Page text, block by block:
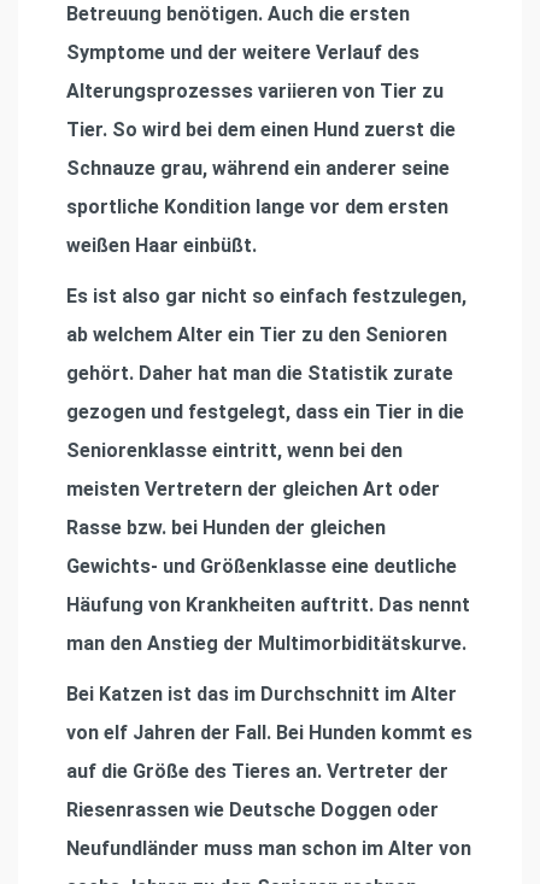
Betreuung benötigen. Auch die ersten
Symptome und der weitere Verlauf des
Alterungsprozesses variieren von Tier zu
Tier. So wird bei dem einen Hund zuerst die
Schnauze grau, während ein anderer seine
sportliche Kondition lange vor dem ersten
weißen Haar einbüßt.
Es ist also gar nicht so einfach festzulegen,
ab welchem Alter ein Tier zu den Senioren
gehört. Daher hat man die Statistik zurate
gezogen und festgelegt, dass ein Tier in die
Seniorenklasse eintritt, wenn bei den
meisten Vertretern der gleichen Art oder
Rasse bzw. bei Hunden der gleichen
Gewichts- und Größenklasse eine deutliche
Häufung von Krankheiten auftritt. Das nennt
man den Anstieg der Multimorbiditätskurve.
Bei Katzen ist das im Durchschnitt im Alter
von elf Jahren der Fall. Bei Hunden kommt es
auf die Größe des Tieres an. Vertreter der
Riesenrassen wie Deutsche Doggen oder
Neufundländer muss man schon im Alter von